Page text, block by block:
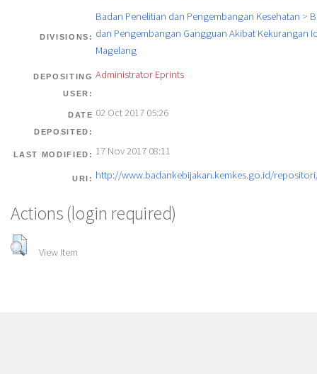
DIVISIONS:
Badan Penelitian dan Pengembangan Kesehatan >
dan Pengembangan Gangguan Akibat Kekurangan
Magelang
DEPOSITING
USER:
Administrator Eprints
DATE
DEPOSITED:
02 Oct 2017 05:26
LAST MODIFIED: 17 Nov 2017 08:11
URI: http://www.badankebijakan.kemkes.go.id/
Actions (login required)
View Item